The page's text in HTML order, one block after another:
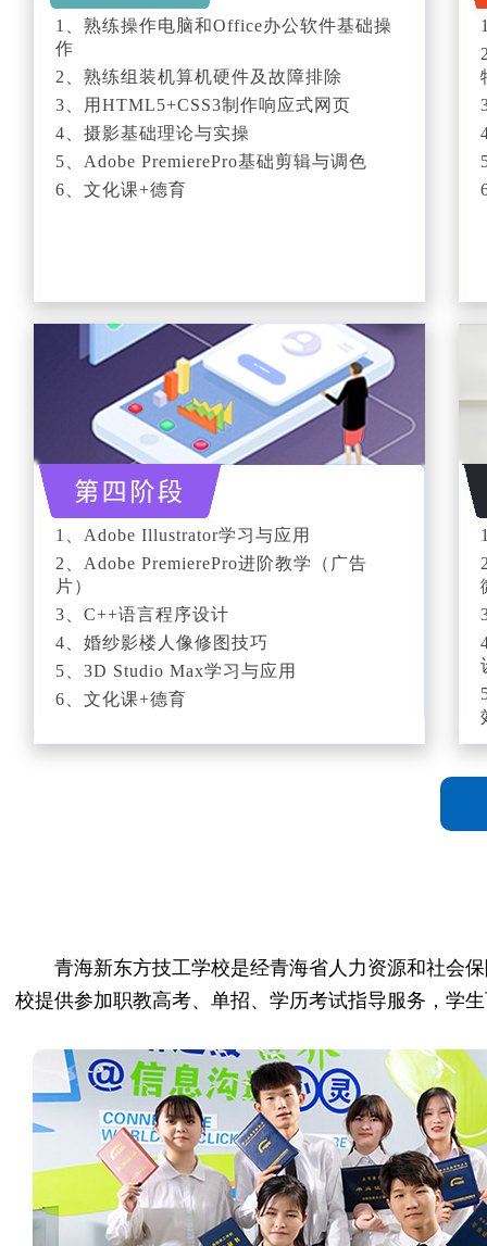
1、熟练操作电脑和Office办公软件基础操
作
2、熟练组装机算机硬件及故障排除
3、用HTML5+CSS3制作响应式网页
4、摄影基础理论与实操
5、Adobe PremierePro基础剪辑与调色
6、文化课+德育
1、Adobe Illustrator学习与应用
2、Adobe PremierePro进阶教学（广告
片）
3、C++语言程序设计
4、婚纱影楼人像修图技巧
5、3D Studio Max学习与应用
6、文化课+德育
青海新东方技工学校是经青海省人力资源和社会
校提供参加职教高考、单招、学历考试指导服务，学